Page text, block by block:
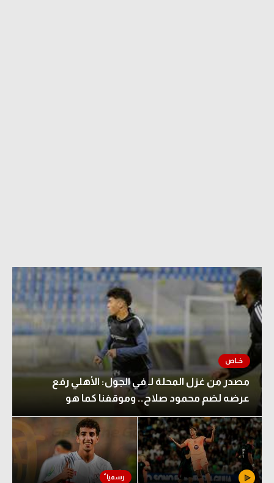
مصدر من غزل المحلة لـ في الجول: الأهلي رفع
عرضه لضم محمود صلاح.. وموقفنا كما هو